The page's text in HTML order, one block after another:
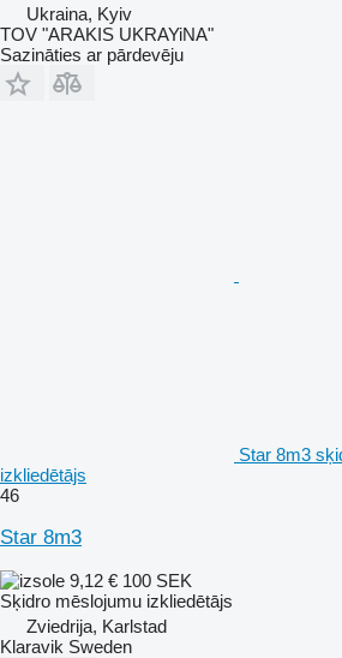
Ukraina, Kyiv
TOV "ARAKIS UKRAYiNA"
Sazināties ar pārdevēju
Star 8m3
izkliedētājs
46
Star 8m3
9,12 € 100 SEK
Sķidro mēslojumu izkliedētājs
Zviedrija, Karlstad
Klaravik Sweden